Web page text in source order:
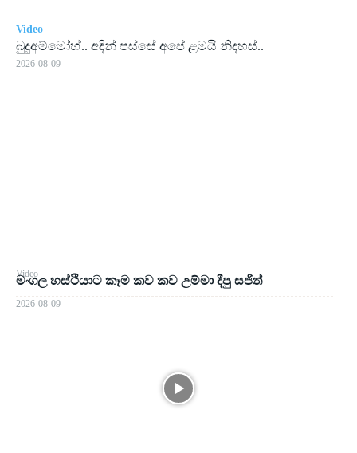
Video
මංගල හස්ථියාට කෑම කව කව උම්මා දීපු සජිත්
2026-08-09
Video
බුදුඅම්මෝහ්.. අදින් පස්සේ අපේ ළමයි නිදහස්..
2026-08-09